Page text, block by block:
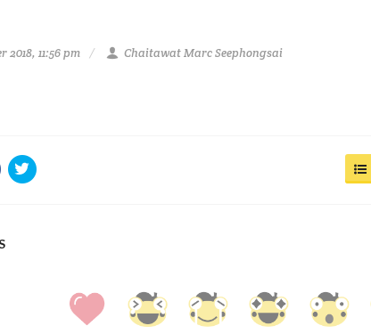
2018, 11:56 pm Chaitawat Marc Seephongsai